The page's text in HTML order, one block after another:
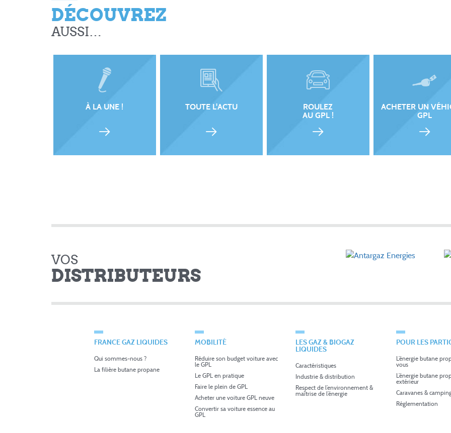
DÉCOUVREZ
AUSSI…
À LA UNE ! TOUTE L'ACTU
ROULEZ
AU GPL !
ACHETER UN
GPL
VOS
DISTRIBUTEURS
FRANCE GAZ LIQUIDES
Qui sommes-nous ?
La filière butane propane
MOBILITÉ
Réduire son budget voiture avec
le GPL
Le GPL en pratique
Faire le plein de GPL
Acheter une voiture GPL neuve
Convertir sa voiture essence au
GPL
LES GAZ & BIOGAZ
LIQUIDES
Caractéristiques
Industrie & distribution
Respect de l’environnement &
maîtrise de l’énergie
POUR LES
L’énergie butane
vous
L’énergie butane
extérieur
Caravanes &
Réglementation